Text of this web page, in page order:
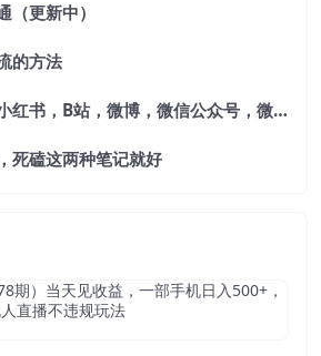
（更新中）
的方法
抖音，快手，小红书，B站，微博，微信公众号，微信视频号。每一个平台，都是不一样的机会，对应不一样的赚钱思路
死磕这两种笔记就好
期）当天见收益，一部手机日入500+，
直播不违规玩法